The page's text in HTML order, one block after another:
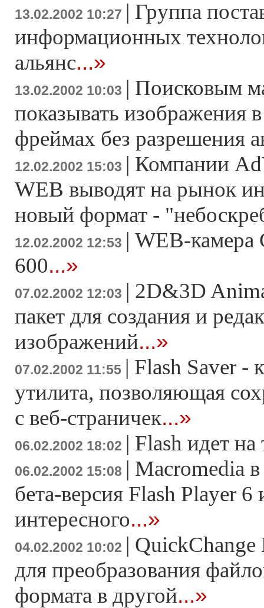
13.02.2002 10:27 | Группа
информационных
альянс...»
13.02.2002 10:03 | Поисковым
показывать изображения
фреймах без разрешения
12.02.2002 15:03 | Компании
WEB выводят на рынок
новый формат -
12.02.2002 12:53 | WEB-камера
600...»
07.02.2002 12:03 | 2D&3D
пакет для создания и
изображений...»
07.02.2002 11:55 | Flash Saver -
утилита, позволяющая
с веб-страничек...»
06.02.2002 18:02 | Flash идет на
06.02.2002 15:08 | Macromedia
бета-версия Flash Player
интересного...»
04.02.2002 10:02 | QuickChange
для преобразования
формата в другой...»